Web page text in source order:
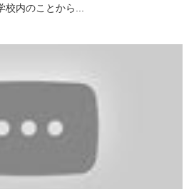
校内のことから...